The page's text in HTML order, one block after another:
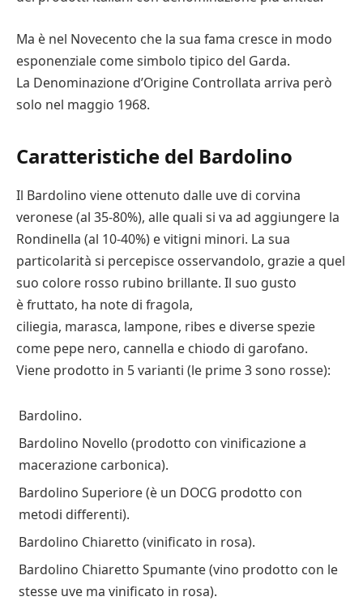
Ma è nel Novecento che la sua fama cresce in modo
esponenziale come simbolo tipico del Garda.
La Denominazione d’Origine Controllata arriva però
solo nel maggio 1968.
Caratteristiche del Bardolino
Il Bardolino viene ottenuto dalle uve di corvina
veronese (al 35-80%), alle quali si va ad aggiungere la
Rondinella (al 10-40%) e vitigni minori. La sua
particolarità si percepisce osservandolo, grazie a quel
suo colore rosso rubino brillante. Il suo gusto
è fruttato, ha note di fragola,
ciliegia, marasca, lampone, ribes e diverse spezie
come pepe nero, cannella e chiodo di garofano.
Viene prodotto in 5 varianti (le prime 3 sono rosse):
Bardolino.
Bardolino Novello (prodotto con vinificazione a
macerazione carbonica).
Bardolino Superiore (è un DOCG prodotto con
metodi differenti).
Bardolino Chiaretto (vinificato in rosa).
Bardolino Chiaretto Spumante (vino prodotto con le
stesse uve ma vinificato in rosa).